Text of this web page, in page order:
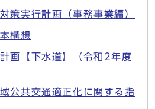
策実行計画（事務事業編）
構想
画【下水道】（令和2年度
公共交通適正化に関する指